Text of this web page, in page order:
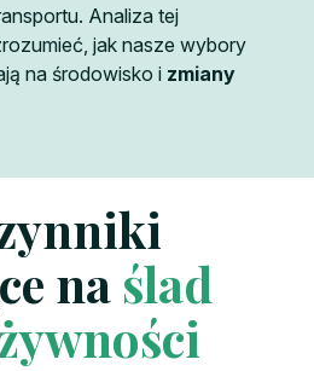
Analiza tej
jak nasze wybory
na środowisko i zmiany
na ślad